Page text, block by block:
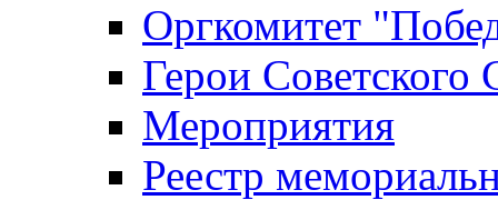
Оргкомитет
Герои Советского
Мероприятия
Реестр